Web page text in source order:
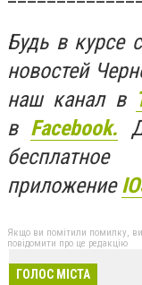
Будь в курсе
новостей
наш канал в
в Facebook.
приложение
Якщо ви помітили помилку,
повідомити про це редакцію
ГОЛОС МІСТА